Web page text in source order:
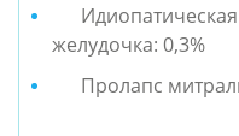
желудочка: 0,3%
Пролапс